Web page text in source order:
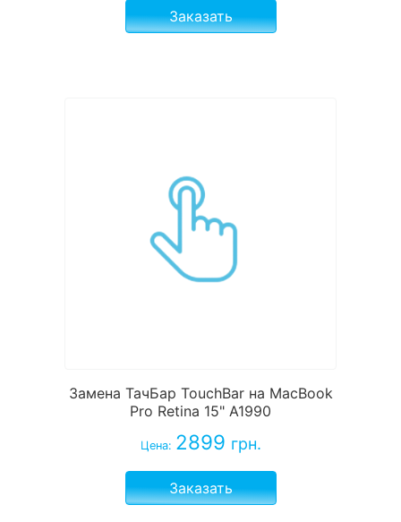
Заказать
Замена ТачБар TouchBar на MacBook
Pro Retina 15" A1990
Цена: 2899 грн.
Заказать